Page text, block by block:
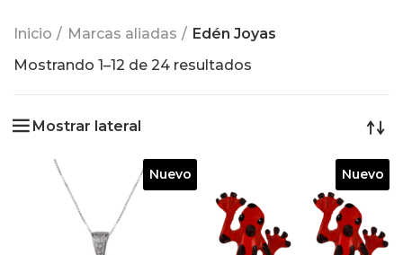
Inicio Marcas aliadas
Edén Joyas
Mostrando 1–12 de 24 resultados
Mostrar lateral
Nuevo Nuevo